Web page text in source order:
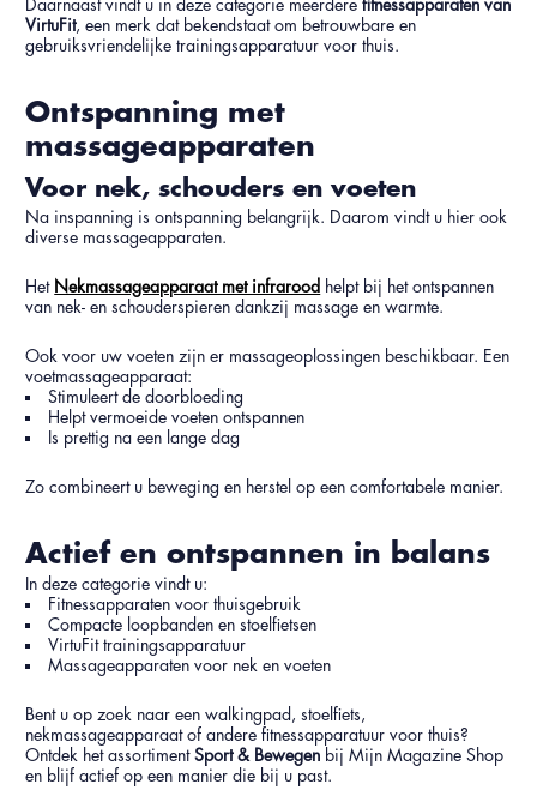
Daarnaast vindt u in deze categorie meerderefitnessapparaten van
VirtuFit, een merk dat bekendstaat om betrouwbare en
gebruiksvriendelijke trainingsapparatuur voor thuis.
Ontspanning met
massageapparaten
Voor nek, schouders en voeten
Na inspanning is ontspanning belangrijk. Daarom vindt u hier ook
diverse massageapparaten.
Het Nekmassageapparaat met infrarood helpt bij het ontspannen
van nek- en schouderspieren dankzij massage en warmte.
Ook voor uw voeten zijn er massageoplossingen beschikbaar. Een
voetmassageapparaat:
Stimuleert de doorbloeding
Helpt vermoeide voeten ontspannen
Is prettig na een lange dag
Zo combineert u beweging en herstel op een comfortabele manier.
Actief en ontspannen in balans
In deze categorie vindt u:
Fitnessapparaten voor thuisgebruik
Compacte loopbanden en stoelfietsen
VirtuFit trainingsapparatuur
Massageapparaten voor nek en voeten
Bent u op zoek naar een walkingpad, stoelfiets,
nekmassageapparaat of andere fitnessapparatuur voor thuis?
Ontdek het assortimentSport & Bewegen bij Mijn Magazine Shop
en blijf actief op een manier die bij u past.